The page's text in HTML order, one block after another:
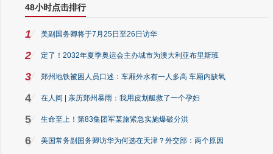
48小时点击排行
1 美副国务卿将于7月25日至26日访华
2 定了！2032年夏季奥运会主办城市为澳大利亚布里斯班
3 郑州地铁被困人员口述：车厢外水有一人多高 车厢内缺氧
4 在人间 | 亲历郑州暴雨：我用皮划艇救了一个孕妇
5 生命至上！第83集团军某旅紧急实施爆破分洪
6 美国常务副国务卿访华为何选在天津？外交部：两个原因